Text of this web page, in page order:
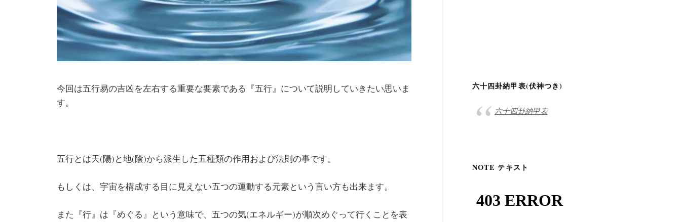
今回は五行易の吉凶を左右する重要な要素である『五行』について説明していきたい思いま
す。
五行とは天(陽)と地(陰)から派生した五種類の作用および法則の事です。
もしくは、宇宙を構成する目に見えない五つの運動する元素という言い方も出来ます。
また『行』は『めぐる』という意味で、五つの気(エネルギー)が順次めぐって行くことを表
六十四卦納甲表(伏神つき)
六十四卦納甲表
NOTE テキスト